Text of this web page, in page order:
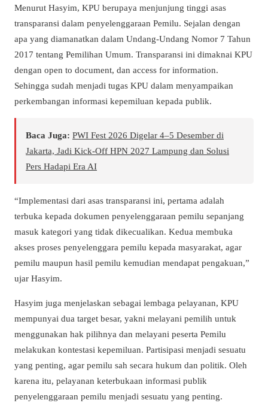
Menurut Hasyim, KPU berupaya menjunjung tinggi asas
transparansi dalam penyelenggaraan Pemilu. Sejalan dengan
apa yang diamanatkan dalam Undang-Undang Nomor 7 Tahun
2017 tentang Pemilihan Umum. Transparansi ini dimaknai KPU
dengan open to document, dan access for information.
Sehingga sudah menjadi tugas KPU dalam menyampaikan
perkembangan informasi kepemiluan kepada publik.
Baca Juga: PWI Fest 2026 Digelar 4–5 Desember di
Jakarta, Jadi Kick-Off HPN 2027 Lampung dan Solusi
Pers Hadapi Era AI
“Implementasi dari asas transparansi ini, pertama adalah
terbuka kepada dokumen penyelenggaraan pemilu sepanjang
masuk kategori yang tidak dikecualikan. Kedua membuka
akses proses penyelenggara pemilu kepada masyarakat, agar
pemilu maupun hasil pemilu kemudian mendapat pengakuan,”
ujar Hasyim.
Hasyim juga menjelaskan sebagai lembaga pelayanan, KPU
mempunyai dua target besar, yakni melayani pemilih untuk
menggunakan hak pilihnya dan melayani peserta Pemilu
melakukan kontestasi kepemiluan. Partisipasi menjadi sesuatu
yang penting, agar pemilu sah secara hukum dan politik. Oleh
karena itu, pelayanan keterbukaan informasi publik
penyelenggaraan pemilu menjadi sesuatu yang penting.